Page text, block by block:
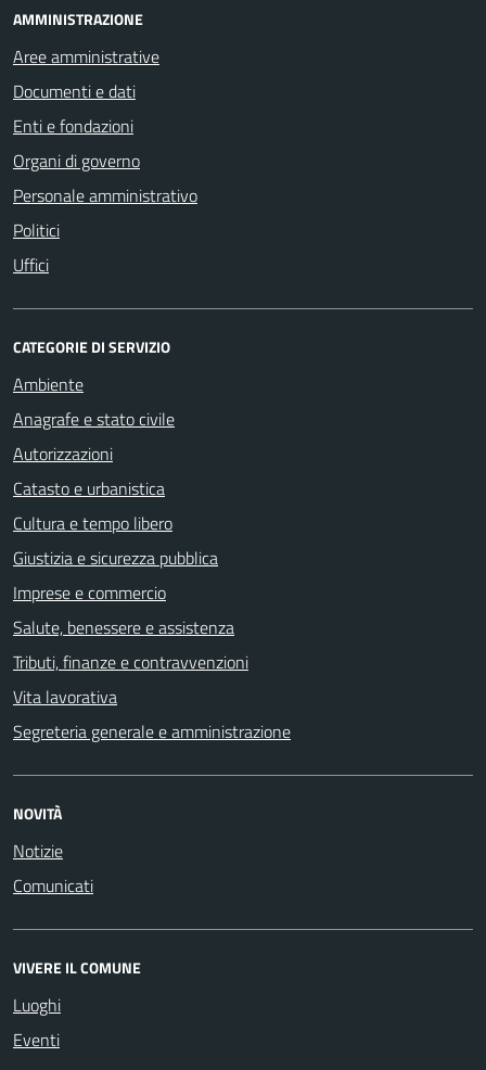
AMMINISTRAZIONE
Aree amministrative
Documenti e dati
Enti e fondazioni
Organi di governo
Personale amministrativo
Politici
Uffici
CATEGORIE DI SERVIZIO
Ambiente
Anagrafe e stato civile
Autorizzazioni
Catasto e urbanistica
Cultura e tempo libero
Giustizia e sicurezza pubblica
Imprese e commercio
Salute, benessere e assistenza
Tributi, finanze e contravvenzioni
Vita lavorativa
Segreteria generale e amministrazione
NOVITÀ
Notizie
Comunicati
VIVERE IL COMUNE
Luoghi
Eventi